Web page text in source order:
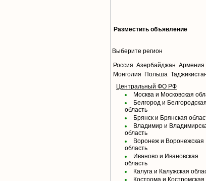
Разместить объявление
Выберите регион
Россия Азербайджан Армения
Монголия
Польша
Центральный ФО РФ
Москва и Московская
Белгород и Белгородская
область
Брянск и Брянская
Владимир и
область
Воронеж и Воронежская
область
Иваново и Ивановская
область
Калуга и Калужская
Кострома и Костромская